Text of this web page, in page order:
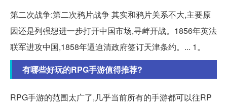
第二次战争:第二次鸦片战争 其实和鸦片关系不大,主要原
因还是列强想进一步打开中国市场,寻衅开战。1856年英法
联军进攻中国,1858年逼迫清政府签订天津条约。... 1。
有哪些好玩的RPG手游值得推荐?
RPG手游的范围太广了,几乎当前所有的手游都可以往RP